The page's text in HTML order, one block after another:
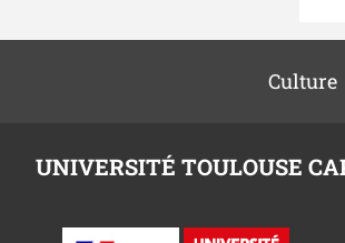
Culture
UNIVERSITÉ TOULOUSE